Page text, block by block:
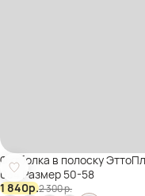
Футболка в полоску
034 Размер 50-58
1 840р.2 300р.